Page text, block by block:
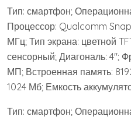
Тип: смартфон;
Процессор: Qualcomm
МГц; Тип экрана: цветной
сенсорный; Диагональ: 4″;
МП; Встроенная память:
1024 Мб; Емкость
Тип: смартфон;